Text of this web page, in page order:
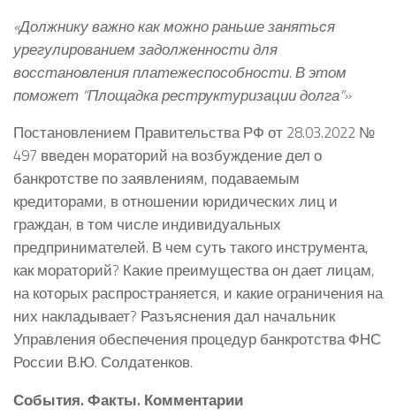
«Должнику важно как можно раньше заняться
урегулированием задолженности для
восстановления платежеспособности. В этом
поможет “Площадка реструктуризации долга”»
Постановлением Правительства РФ от 28.03.2022 №
497 введен мораторий на возбуждение дел о
банкротстве по заявлениям, подаваемым
кредиторами, в отношении юридических лиц и
граждан, в том числе индивидуальных
предпринимателей. В чем суть такого инструмента,
как мораторий? Какие преимущества он дает лицам,
на которых распространяется, и какие ограничения на
них накладывает? Разъяснения дал начальник
Управления обеспечения процедур банкротства ФНС
России В.Ю. Солдатенков.
События. Факты. Комментарии